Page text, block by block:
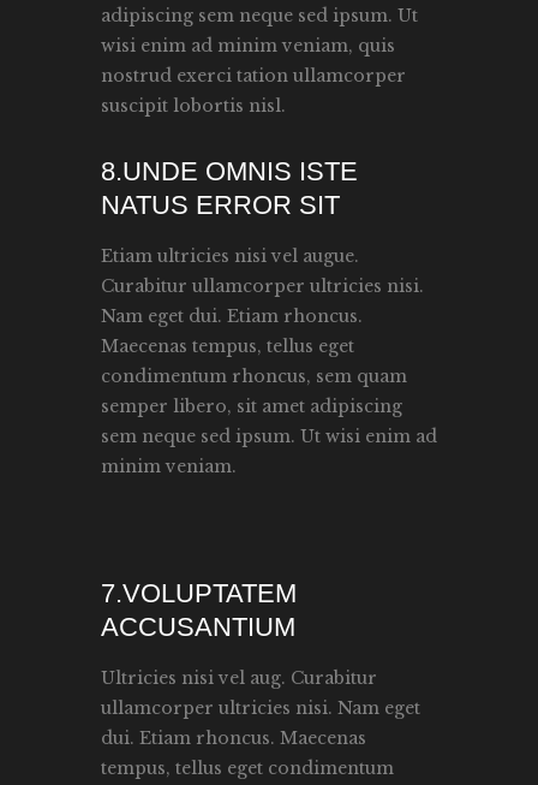
adipiscing sem neque sed ipsum. Ut
wisi enim ad minim veniam, quis
nostrud exerci tation ullamcorper
suscipit lobortis nisl.
8.UNDE OMNIS ISTE
NATUS ERROR SIT
Etiam ultricies nisi vel augue.
Curabitur ullamcorper ultricies nisi.
Nam eget dui. Etiam rhoncus.
Maecenas tempus, tellus eget
condimentum rhoncus, sem quam
semper libero, sit amet adipiscing
sem neque sed ipsum. Ut wisi enim ad
minim veniam.
7.VOLUPTATEM
ACCUSANTIUM
Ultricies nisi vel aug. Curabitur
ullamcorper ultricies nisi. Nam eget
dui. Etiam rhoncus. Maecenas
tempus, tellus eget condimentum